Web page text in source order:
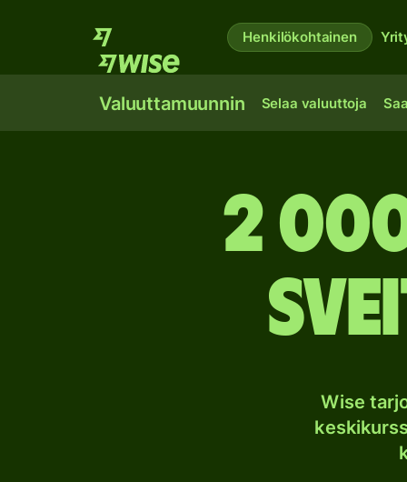
Henkilökohtainen
Valuuttamuunnin Selaa valuuttoja
2
Wise